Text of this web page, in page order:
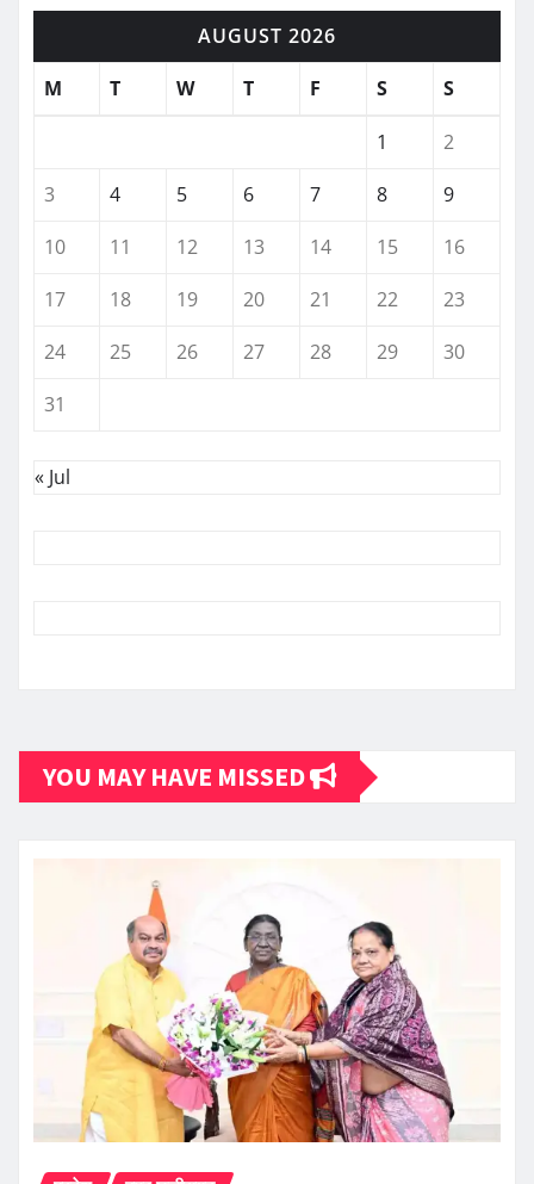
AUGUST 2026
M
T W T F S S
1
2
3
4 5 6 7 8
9
10
11 12 13 14 15
16
17
18 19 20 21 22
23
24
25 26 27 28 29
30
31
« Jul
YOU MAY HAVE MISSED